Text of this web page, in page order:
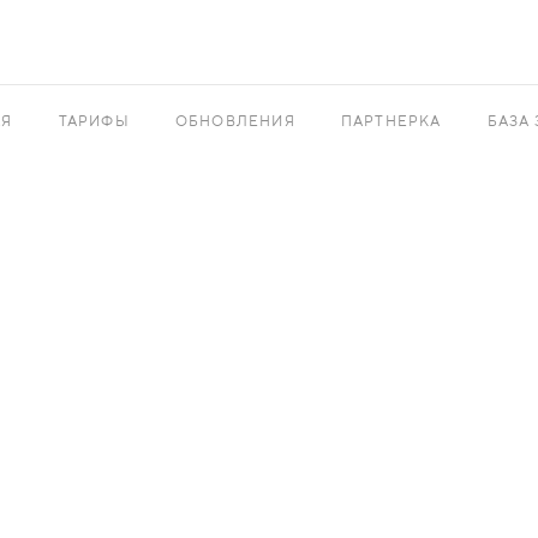
ТАРИФЫ ОБНОВЛЕНИЯ ПАРТНЕРКА БАЗА